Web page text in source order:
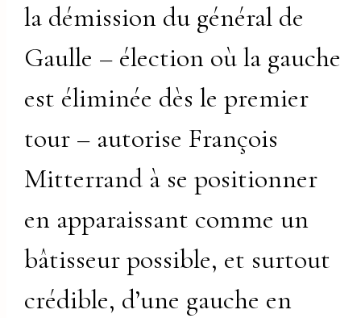
la démission du général de
Gaulle – élection où la gauche
est éliminée dès le premier
tour – autorise François
Mitterrand à se positionner
en apparaissant comme un
bâtisseur possible, et surtout
crédible, d’une gauche en